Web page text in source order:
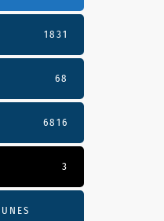
1831
68
6816
3